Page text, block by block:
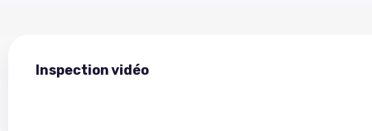
Inspection vidéo